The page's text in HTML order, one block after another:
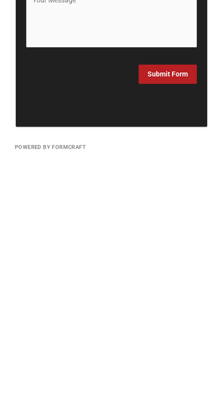
Submit Form
POWERED BY FORMCRAFT